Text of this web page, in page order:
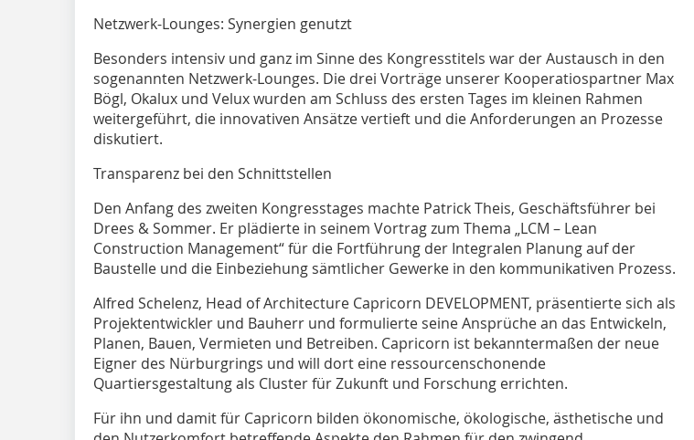
Netzwerk-Lounges: Synergien genutzt
Besonders intensiv und ganz im Sinne des Kongresstitels war der Austausch in den
sogenannten Netzwerk-Lounges. Die drei Vorträge unserer Kooperatiospartner Max
Bögl, Okalux und Velux wurden am Schluss des ersten Tages im kleinen Rahmen
weitergeführt, die innovativen Ansätze vertieft und die Anforderungen an Prozesse
diskutiert.
Transparenz bei den Schnittstellen
Den Anfang des zweiten Kongresstages machte Patrick Theis, Geschäftsführer bei
Drees & Sommer. Er plädierte in seinem Vortrag zum Thema „LCM – Lean
Construction Management“ für die Fortführung der Integralen Planung auf der
Baustelle und die Einbeziehung sämtlicher Gewerke in den kommunikativen Prozess.
Alfred Schelenz, Head of Architecture Capricorn DEVELOPMENT, präsentierte sich als
Projektentwickler und Bauherr und formulierte seine Ansprüche an das Entwickeln,
Planen, Bauen, Vermieten und Betreiben. Capricorn ist bekanntermaßen der neue
Eigner des Nürburgrings und will dort eine ressourcenschonende
Quartiersgestaltung als Cluster für Zukunft und Forschung errichten.
Für ihn und damit für Capricorn bilden ökonomische, ökologische, ästhetische und